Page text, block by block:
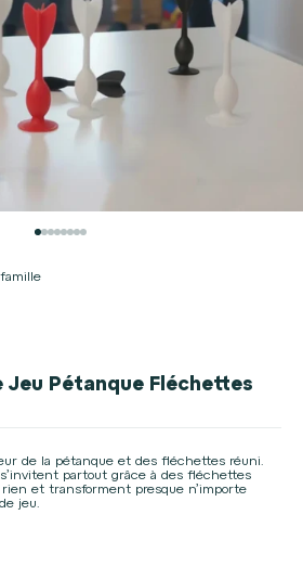
Aller à l'élément 1
Aller à l'élément 2
Aller à l'élément 3
Aller à l'élément 4
Aller à l'élément 5
Aller à l'élément 6
Aller à l'élément 7
Aller à l'élément 8
Jeu Pétanque Fléchettes
de la pétanque et des fléchettes réuni.
partout grâce à des fléchettes
et transforment presque n’importe
jeu.